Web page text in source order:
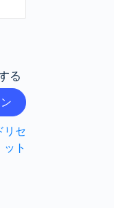
る
リセ
ット